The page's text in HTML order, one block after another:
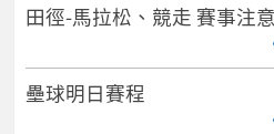
田徑-馬拉松、競走 賽事注
壘球明日賽程